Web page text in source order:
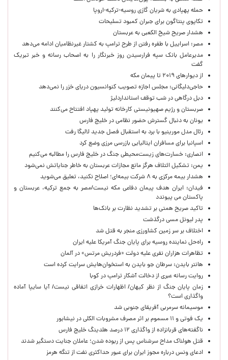
حمله پهپادی به شریان گازی روسیه-ترکیه-اروپا
تکاپوی پنتاگون برای جبران کمبود تسلیحات
هشدار صریح شیخ الکعبی به عربستان
مصر: اسراییل با طفره رفتن از طرح ترامپ به کشتار غیرنظامیان ادامه می‌دهد
مدیرعامل بانک سپه فرارسیدن روز خبرنگار را به اصحاب رسانه و خبر تبریک
گفت
از دیوارهای ۲۰۱۹ تا پیمان مکه
حاجی‌دلیگانی: مجلس اجازه تصویب کنوانسیون دریای خزر را نمی‌دهد
دبل درگاهی در شب توقف استانداردلیژ
صربستان و رژیم صهیونیستی کارخانه تولید پهپاد افتتاح می‌کنند
یونان به دنبال گسترش حضور نظامی در خلیج فارس
رئال مدل مورینیو با برد به استقبال فصل جدید لالیگا رفت
اسپانیا برای مسافران ایتالیایی بازرسی مرزی وضع کرد
انصاری: خسارت‌های زیست‌محیطی جنگ در خلیج فارس را مطالبه‌ می‌کنیم
یمن: تشکیل ائتلاف هرگز مانع مجازات عربستان به خاطر جنایاتش نمی‌شود
هشدار بیمه مرکزی به ۸ شرکت بیمه‌ای؛ اصلاح نکنید، تعلیق می‌شوید
فیدان: ایران هدف پیمان دفاعی مکه نیست/مصر به جمع ترکیه، عربستان و
پاکستان می پیوندد
تاکید صریح همتی بر تشدید نظارت بر بانک‌ها
پدر لیونل مسی درگذشت
اختلاف بر سر زمین کشاورزی منجر به قتل شد
راه‌حل نماینده روسیه برای پایان جنگ آمریکا علیه ایران
تظاهرات هزاران نفری علیه دولت «فردریش مرتس» در آلمان
هانتر بایدن: سرطان جو بایدن به استخوان‌هایش سرایت کرده است
روایت رسانه عبری از دخالت آشکار ترامپ در کوبا
زمان پایان جنگ از نظر کیهان/ اظهارات خرازی اتفاقی نیست/ آیا سایپا آماده
واگذاری است؟
موسیمانه سرمربی آفریقای جنوبی شد
یک فوتی و ۱۱ مسموم بر اثر مصرف مشروبات الکلی در نیشابور
ناگفته‌های قربانزاده از واگذاری ۱۲ درصد هلدینگ خلیج فارس
قتل هولناک مداح سرشناس پس از ربوده شدن؛ عاملان جنایت دستگیر شدند
ادعای ونس درباره مجوز ایران برای عبور حداکثری نفت از تنگه هرمز